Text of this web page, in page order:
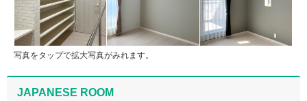
写真をタップで拡大写真がみれます。
JAPANESE ROOM